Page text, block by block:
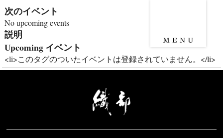
次のイベント
No upcoming events
説明
Upcoming イベント
<li>このタグのついたイベントは登録されていません。</li>